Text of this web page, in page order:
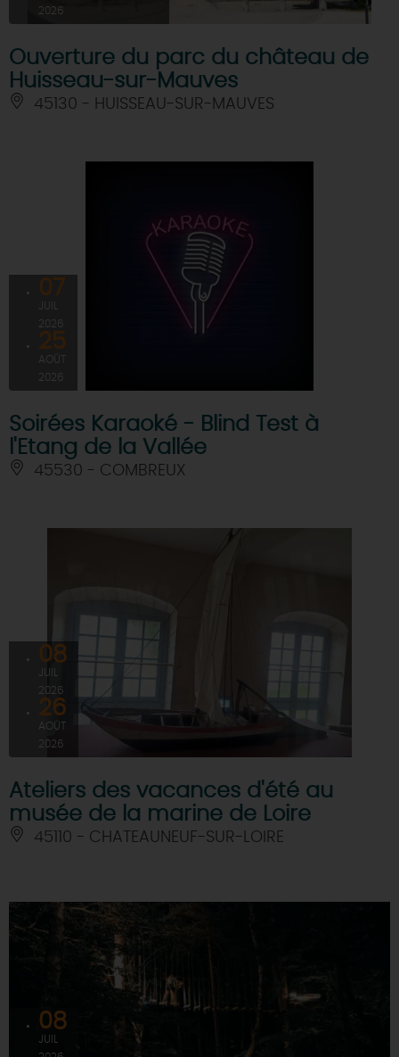
2026
Ouverture du parc du château de
Huisseau-sur-Mauves
45130 - HUISSEAU-SUR-MAUVES
07
2026
25
AOÛT
2026
Soirées Karaoké - Blind Test à
l'Etang de la Vallée
45530 - COMBREUX
08
JUIL
2026
26
AOÛT
2026
Ateliers des vacances d'été au
musée de la marine de Loire
45110 - CHATEAUNEUF-SUR-LOIRE
08
JUIL